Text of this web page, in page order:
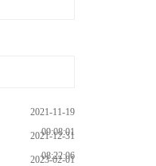
2021-11-19
09:08:01
2021-12-31
08:22:06
2023-02-01